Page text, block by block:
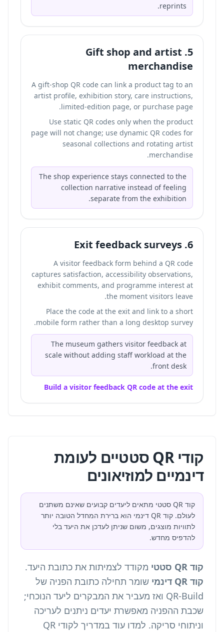
reprints.
5. Gift shop and artist
merchandise
A gift-shop QR code can link a product tag to an
artist profile, exhibition story, care instructions,
limited-edition page, or purchase page.
Use static QR codes only when the product
page will not change; use dynamic QR codes for
seasonal collections and rotating artist
merchandise.
The shop experience stays connected to the
collection narrative instead of feeling
separate from the exhibition.
6. Exit feedback surveys
A visitor feedback form behind a QR code
captures satisfaction, accessibility observations,
exhibit comments, and programme interest at
the moment visitors leave.
Place the code at the exit and link to a short
mobile form rather than a long desktop survey.
The museum gathers visitor feedback at
scale without adding staff workload at the
front desk.
Build a visitor feedback QR code at the exit
קודי QR סטטיים לעומת
דינמיים למוזיאונים
קוד QR סטטי מתאים ליעדים קבועים שאינם משתנים
לעולם. קוד QR דינמי הוא ברירת המחדל הטובה יותר
לתוויות מוצגים, משום שניתן לעדכן את היעד בלי
להדפיס מחדש.
קוד QR סטטי
מקודד לצמיתות את כתובת היעד.
קוד QR דינמי
שומר תחילה כתובת הפניה של
QR-Build ואז מעביר את המבקרים ליעד הנוכחי;
שכבת ההפניה מאפשרת יעדים ניתנים לעריכה
וניתוחי סריקה. למדו עוד במדריך ל
קודי QR